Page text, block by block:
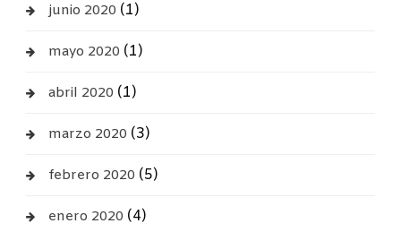
junio 2020 (1)
mayo 2020 (1)
abril 2020 (1)
marzo 2020 (3)
febrero 2020 (5)
enero 2020 (4)